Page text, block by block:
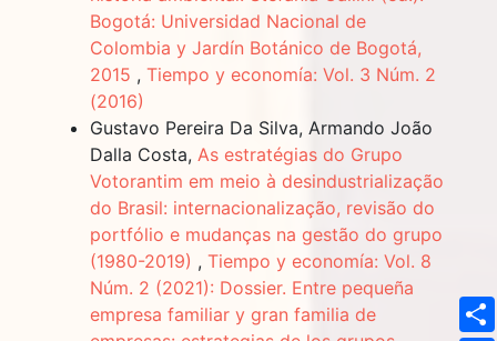
Bogotá: Universidad Nacional de
Colombia y Jardín Botánico de Bogotá,
2015 ,Tiempo y economía: Vol. 3 Núm. 2
(2016)
Gustavo Pereira Da Silva, Armando João
Dalla Costa,As estratégias do Grupo
Votorantim em meio à desindustrialização
do Brasil: internacionalização, revisão do
portfólio e mudanças na gestão do grupo
(1980-2019) ,Tiempo y economía: Vol. 8
Núm. 2 (2021): Dossier. Entre pequeña
empresa familiar y gran familia de